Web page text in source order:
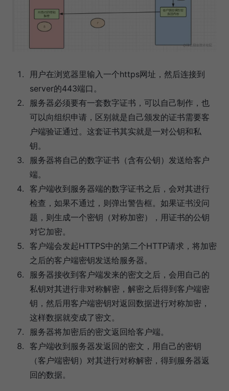
用户在浏览器里输入一个https网址，然后连接到
server的443端口。
服务器必须要有一套数字证书，可以自己制作，也
可以向组织申请，区别就是自己颁发的证书需要客
户端验证通过。这套证书其实就是一对公钥和私
钥。
服务器将自己的数字证书（含有公钥）发送给客户
端。
客户端收到服务器端的数字证书之后，会对其进行
检查，如果不通过，则弹出警告框。如果证书没问
题，则生成一个密钥（对称加密），用证书的公钥
对它加密。
客户端会发起HTTPS中的第二个HTTP请求，将加密
之后的客户端密钥发送给服务器。
服务器接收到客户端发来的密文之后，会用自己的
私钥对其进行非对称解密，解密之后得到客户端密
钥，然后用客户端密钥对返回数据进行对称加密，
这样数据就变成了密文。
服务器将加密后的密文返回给客户端。
客户端收到服务器发返回的密文，用自己的密钥
（客户端密钥）对其进行对称解密，得到服务器返
回的数据。